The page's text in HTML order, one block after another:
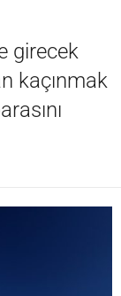
girecek
kaçınmak